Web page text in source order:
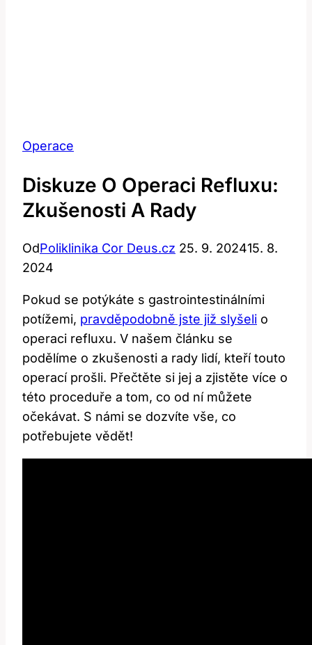
Operace
Diskuze O Operaci Refluxu:
Zkušenosti A Rady
OdPoliklinika Cor Deus.cz 25. 9. 202415. 8.
2024
Pokud se ‍potýkáte s gastrointestinálními
potížemi,⁤ pravděpodobně jste již slyšeli o
operaci⁤ refluxu. V našem článku se
podělíme o zkušenosti a rady⁣ lidí, kteří ⁢touto
operací prošli. Přečtěte si jej a zjistěte více o
této proceduře‍ a⁤ tom, co od ní můžete​
očekávat. ⁣S námi se dozvíte vše, co
potřebujete vědět!